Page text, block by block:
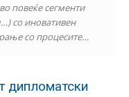
повеќе сегменти
со иновативен
со процесите…
дипломатски